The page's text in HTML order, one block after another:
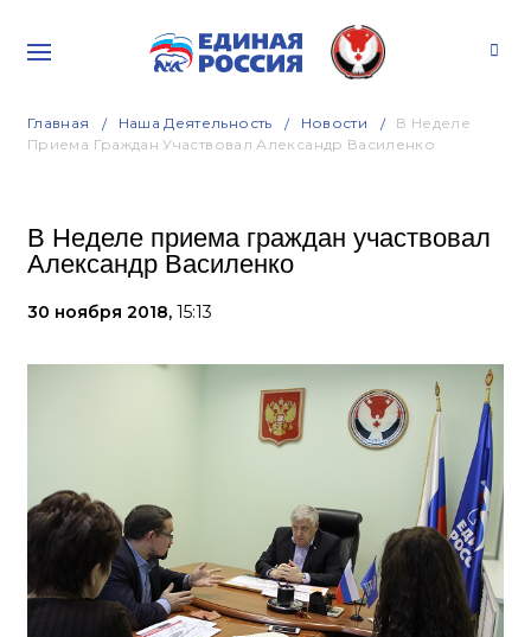
Главная Наша Деятельность Новости
В Неделе
Приема Граждан Участвовал Александр Василенко
В Неделе приема граждан участвовал
Александр Василенко
30 ноября 2018, 15:13